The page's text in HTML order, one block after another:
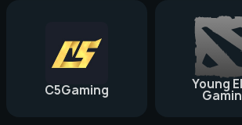
C5Gaming Young